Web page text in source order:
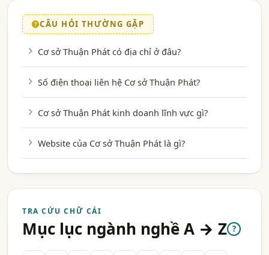
CÂU HỎI THƯỜNG GẶP
Cơ sở Thuận Phát có địa chỉ ở đâu?
Số điện thoại liên hệ Cơ sở Thuận Phát?
Cơ sở Thuận Phát kinh doanh lĩnh vực gì?
Website của Cơ sở Thuận Phát là gì?
TRA CỨU CHỮ CÁI
Mục lục ngành nghề A → Z ?